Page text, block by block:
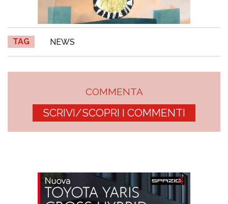
TAG NEWS
COMMENTA
SCRIVI/SCOPRI I COMMENTI